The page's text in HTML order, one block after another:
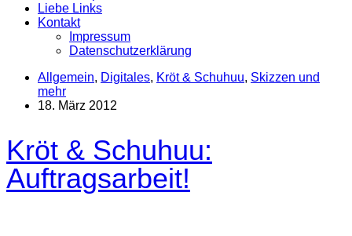
Liebe Links
Kontakt
Impressum
Datenschutzerklärung
Allgemein, Digitales, Kröt & Schuhuu, Skizzen und
mehr
18. März 2012
Kröt & Schuhuu:
Auftragsarbeit!